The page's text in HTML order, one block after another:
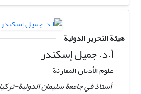
هيئة التحرير الدولية
أ.د. جميل إسكندر
علوم الأدیان المقارنة
أستاذ في جامعة سلیمان الدولیة-ترکیا